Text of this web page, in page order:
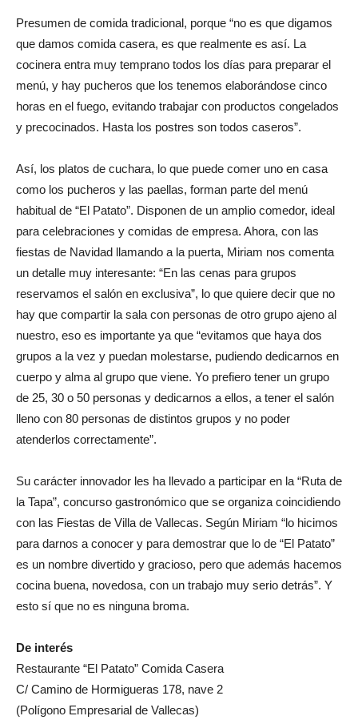
Presumen de comida tradicional, porque “no es que digamos
que damos comida casera, es que realmente es así. La
cocinera entra muy temprano todos los días para preparar el
menú, y hay pucheros que los tenemos elaborándose cinco
horas en el fuego, evitando trabajar con productos congelados
y precocinados. Hasta los postres son todos caseros”.
Así, los platos de cuchara, lo que puede comer uno en casa
como los pucheros y las paellas, forman parte del menú
habitual de “El Patato”. Disponen de un amplio comedor, ideal
para celebraciones y comidas de empresa. Ahora, con las
fiestas de Navidad llamando a la puerta, Miriam nos comenta
un detalle muy interesante: “En las cenas para grupos
reservamos el salón en exclusiva”, lo que quiere decir que no
hay que compartir la sala con personas de otro grupo ajeno al
nuestro, eso es importante ya que “evitamos que haya dos
grupos a la vez y puedan molestarse, pudiendo dedicarnos en
cuerpo y alma al grupo que viene. Yo prefiero tener un grupo
de 25, 30 o 50 personas y dedicarnos a ellos, a tener el salón
lleno con 80 personas de distintos grupos y no poder
atenderlos correctamente”.
Su carácter innovador les ha llevado a participar en la “Ruta de
la Tapa”, concurso gastronómico que se organiza coincidiendo
con las Fiestas de Villa de Vallecas. Según Miriam “lo hicimos
para darnos a conocer y para demostrar que lo de “El Patato”
es un nombre divertido y gracioso, pero que además hacemos
cocina buena, novedosa, con un trabajo muy serio detrás”. Y
esto sí que no es ninguna broma.
De interés
Restaurante “El Patato” Comida Casera
C/ Camino de Hormigueras 178, nave 2
(Polígono Empresarial de Vallecas)